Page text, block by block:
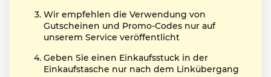
Wir empfehlen die Verwendung von
Gutscheinen und Promo-Codes nur auf
unserem Service veröffentlicht
Geben Sie einen Einkaufsstuck in der
Einkaufstasche nur nach dem Linkübergang